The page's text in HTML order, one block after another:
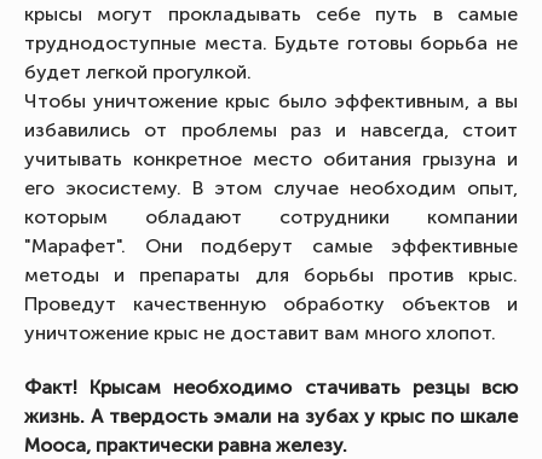
крысы могут прокладывать себе путь в самые
труднодоступные места. Будьте готовы борьба не
будет легкой прогулкой.
Чтобы уничтожение крыс было эффективным, а вы
избавились от проблемы раз и навсегда, стоит
учитывать конкретное место обитания грызуна и
его экосистему. В этом случае необходим опыт,
которым обладают сотрудники компании
"Марафет". Они подберут самые эффективные
методы и препараты для борьбы против крыс.
Проведут качественную обработку объектов и
уничтожение крыс не доставит вам много хлопот.
Факт! Крысам необходимо стачивать резцы всю
жизнь. А твердость эмали на зубах у крыс по шкале
Мооса, практически равна железу.